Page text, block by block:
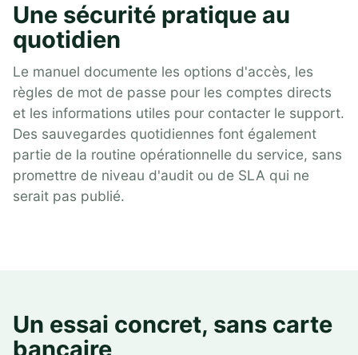
Une sécurité pratique au
quotidien
Le manuel documente les options d'accès, les
règles de mot de passe pour les comptes directs
et les informations utiles pour contacter le support.
Des sauvegardes quotidiennes font également
partie de la routine opérationnelle du service, sans
promettre de niveau d'audit ou de SLA qui ne
serait pas publié.
Un essai concret, sans carte
bancaire